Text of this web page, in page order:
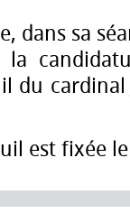
dans sa
la
du cardinal
est fixée